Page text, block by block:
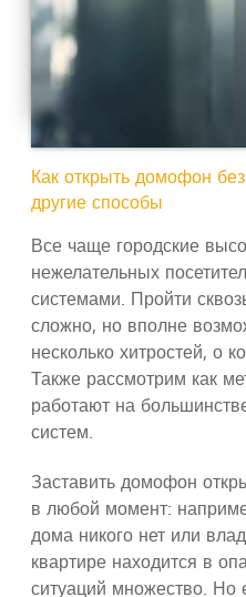
Как открыть домофон
другие способы
Все чаще городские
нежелательных
системами. Пройти
сложно, но вполне
несколько хитростей, о
Также рассмотрим как
работают на
систем.
Заставить домофон
в любой момент:
дома никого нет или
квартире находится в
ситуаций множество. Но